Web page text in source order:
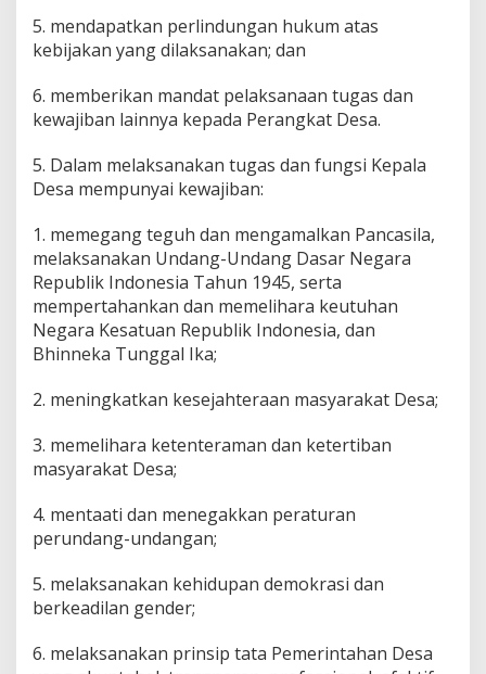
5. mendapatkan perlindungan hukum atas
kebijakan yang dilaksanakan; dan
6. memberikan mandat pelaksanaan tugas dan
kewajiban lainnya kepada Perangkat Desa.
5. Dalam melaksanakan tugas dan fungsi Kepala
Desa mempunyai kewajiban:
1. memegang teguh dan mengamalkan Pancasila,
melaksanakan Undang-Undang Dasar Negara
Republik Indonesia Tahun 1945, serta
mempertahankan dan memelihara keutuhan
Negara Kesatuan Republik Indonesia, dan
Bhinneka Tunggal Ika;
2. meningkatkan kesejahteraan masyarakat Desa;
3. memelihara ketenteraman dan ketertiban
masyarakat Desa;
4. mentaati dan menegakkan peraturan
perundang-undangan;
5. melaksanakan kehidupan demokrasi dan
berkeadilan gender;
6. melaksanakan prinsip tata Pemerintahan Desa